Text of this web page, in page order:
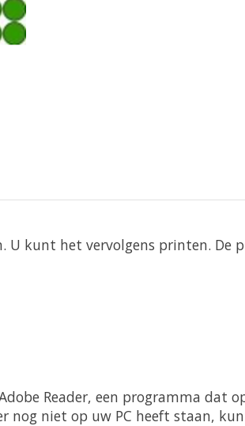
kunt het vervolgens printen. De
Reader, een programma dat
nog niet op uw PC heeft staan,